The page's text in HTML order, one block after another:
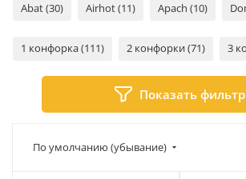
Abat (30) Airhot (11) Apach (10)
1 конфорка (111) 2 конфорки (71) 3
Показать фильтр
По умолчанию (убывание)